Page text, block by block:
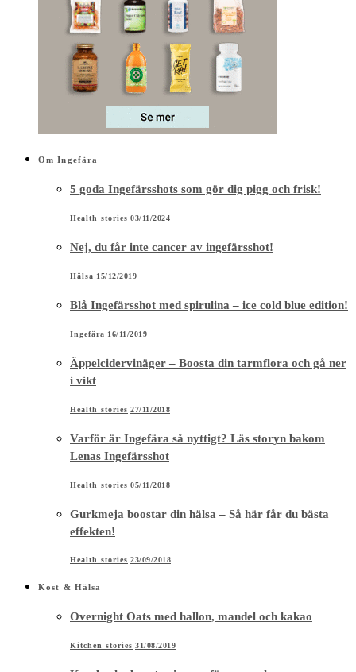
Om Ingefära
5 goda Ingefärsshots som gör dig pigg och frisk!
Health stories 03/11/2024
Nej, du får inte cancer av ingefärsshot!
Hälsa 15/12/2019
Blå Ingefärsshot med spirulina – ice cold blue edition!
Ingefära 16/11/2019
Äppelcidervinäger – Boosta din tarmflora och gå ner
i vikt
Health stories 27/11/2018
Varför är Ingefära så nyttigt? Läs storyn bakom
Lenas Ingefärsshot
Health stories 05/11/2018
Gurkmeja boostar din hälsa – Så här får du bästa
effekten!
Health stories 23/09/2018
Kost & Hälsa
Overnight Oats med hallon, mandel och kakao
Kitchen stories 31/08/2019